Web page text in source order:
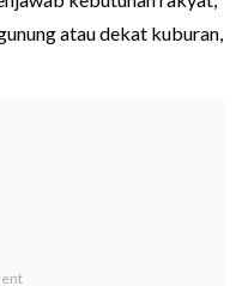
atau dekat kuburan,